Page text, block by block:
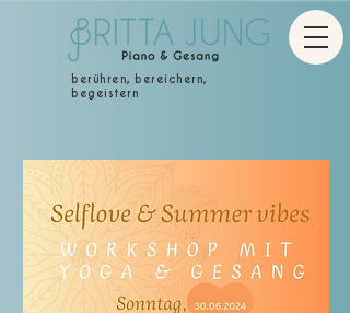
berühren, bereichern,
begeistern